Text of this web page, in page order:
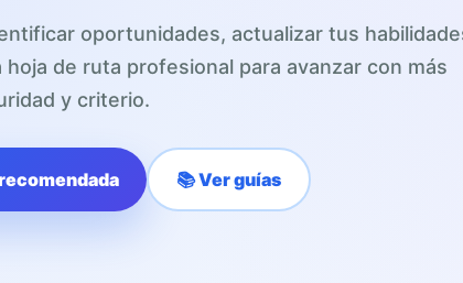
oportunidades, actualizar tus
de ruta profesional para avanzar con más
y criterio.
📚 Ver guías